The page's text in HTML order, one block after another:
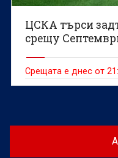
ЦСКА търси
срещу
Срещата е днес от